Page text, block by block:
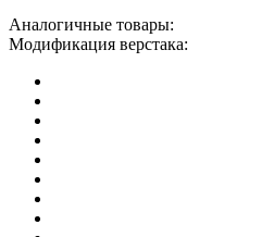
Аналогичные товары:
Модификация верстака: